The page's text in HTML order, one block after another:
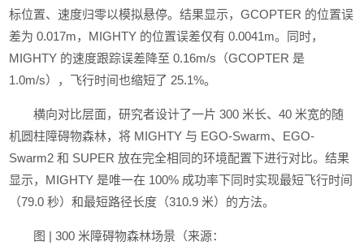
标位置、速度归零以模拟悬停。结果显示，GCOPTER 的位置误
差为 0.017m，MIGHTY 的位置误差仅有 0.0041m。同时，
MIGHTY 的速度跟踪误差降至 0.16m/s（GCOPTER 是
1.0m/s），飞行时间也缩短了 25.1%。
横向对比层面，研究者设计了一片 300 米长、40 米宽的随
机圆柱障碍物森林，将 MIGHTY 与 EGO-Swarm、EGO-
Swarm2 和 SUPER 放在完全相同的环境配置下进行对比。结果
显示，MIGHTY 是唯一在 100% 成功率下同时实现最短飞行时间
（79.0 秒）和最短路径长度（310.9 米）的方法。
图 | 300 米障碍物森林场景（来源：